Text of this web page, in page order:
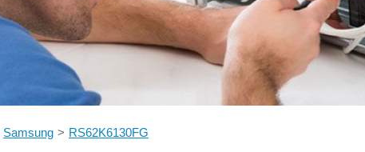
Samsung RS62K6130FG